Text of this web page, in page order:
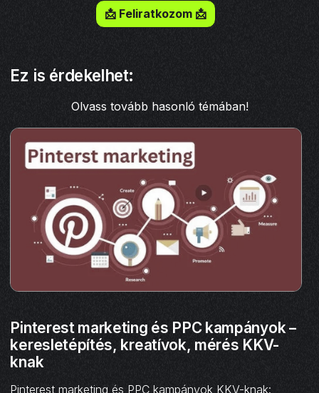
📩 Feliratkozom 📩
Ez is érdekelhet:
Olvass tovább hasonló témában!
Pinterest marketing és PPC kampányok –
keresletépítés, kreatívok, mérés KKV-
knak
Pinterest marketing és PPC kampányok KKV-knak: